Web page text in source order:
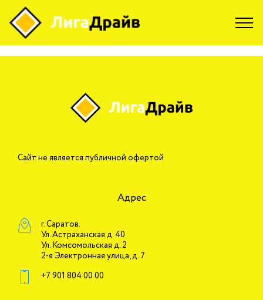
Skip to content
Марина
Сайт не является публичной офертой
Адрес
г. Саратов.
Ул. Астраханская д. 40
Ул. Комсомольская д. 2
2-я Электронная улица, д. 7
+7 901 804 00 00